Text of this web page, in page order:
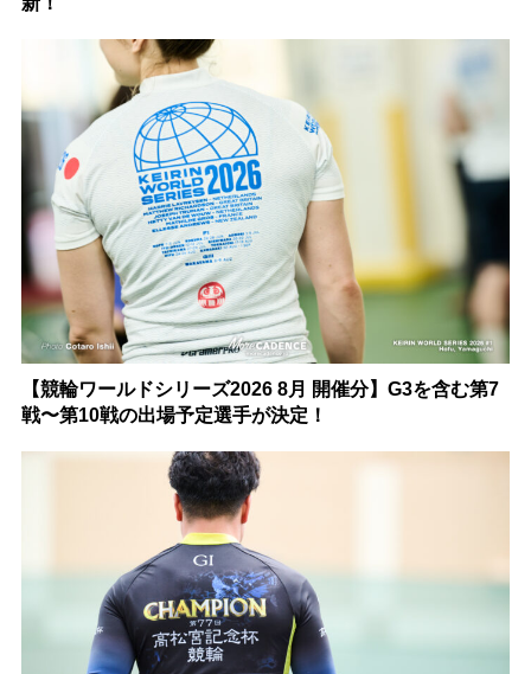
【競輪ワールドシリーズ2026 8月 開催分】G3を含む第7
戦〜第10戦の出場予定選手が決定！